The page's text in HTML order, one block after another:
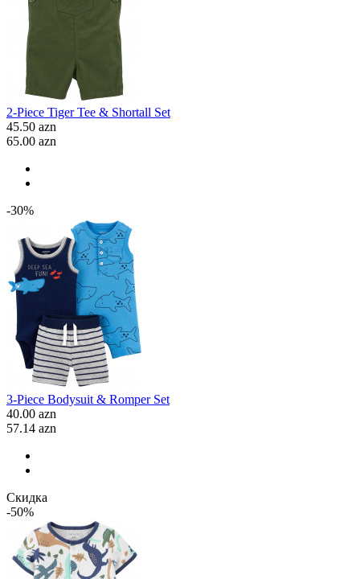
2-Piece Tiger Tee & Shortall Set
45.50 azn
65.00 azn
-30%
3-Piece Bodysuit & Romper Set
40.00 azn
57.14 azn
Скидка
-50%